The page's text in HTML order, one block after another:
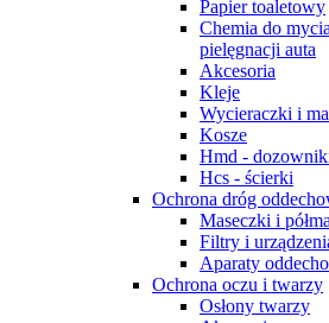
Papier toaletowy
Chemia do
pielęgnacji auta
Akcesoria
Kleje
Wycieraczki i
Kosze
Hmd -
Hcs - ścierki
Ochrona dróg
Maseczki i
Filtry i
Aparaty
Ochrona oczu i twarzy
Osłony twarzy